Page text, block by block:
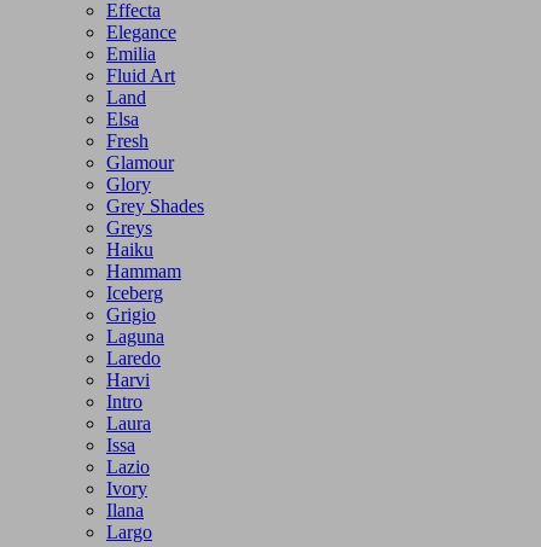
Effecta
Elegance
Emilia
Fluid Art
Land
Elsa
Fresh
Glamour
Glory
Grey Shades
Greys
Haiku
Hammam
Iceberg
Grigio
Laguna
Laredo
Harvi
Intro
Laura
Issa
Lazio
Ivory
Ilana
Largo